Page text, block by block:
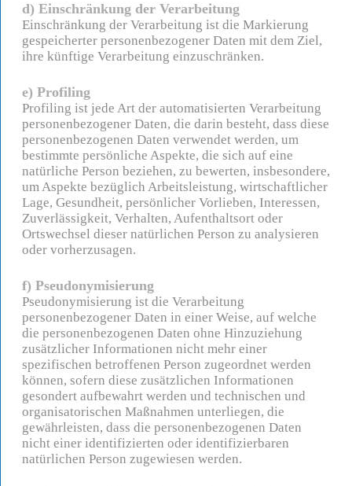
d) Einschränkung der Verarbeitung
Einschränkung der Verarbeitung ist die Markierung
gespeicherter personenbezogener Daten mit dem Ziel,
ihre künftige Verarbeitung einzuschränken.
e) Profiling
Profiling ist jede Art der automatisierten Verarbeitung
personenbezogener Daten, die darin besteht, dass diese
personenbezogenen Daten verwendet werden, um
bestimmte persönliche Aspekte, die sich auf eine
natürliche Person beziehen, zu bewerten, insbesondere,
um Aspekte bezüglich Arbeitsleistung, wirtschaftlicher
Lage, Gesundheit, persönlicher Vorlieben, Interessen,
Zuverlässigkeit, Verhalten, Aufenthaltsort oder
Ortswechsel dieser natürlichen Person zu analysieren
oder vorherzusagen.
f) Pseudonymisierung
Pseudonymisierung ist die Verarbeitung
personenbezogener Daten in einer Weise, auf welche
die personenbezogenen Daten ohne Hinzuziehung
zusätzlicher Informationen nicht mehr einer
spezifischen betroffenen Person zugeordnet werden
können, sofern diese zusätzlichen Informationen
gesondert aufbewahrt werden und technischen und
organisatorischen Maßnahmen unterliegen, die
gewährleisten, dass die personenbezogenen Daten
nicht einer identifizierten oder identifizierbaren
natürlichen Person zugewiesen werden.